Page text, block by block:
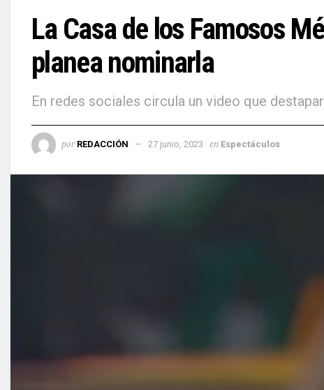
La Casa de los Famosos
planea nominarla
En redes sociales circula un video que
por REDACCIÓN 27 junio, 2023 en Espectáculos